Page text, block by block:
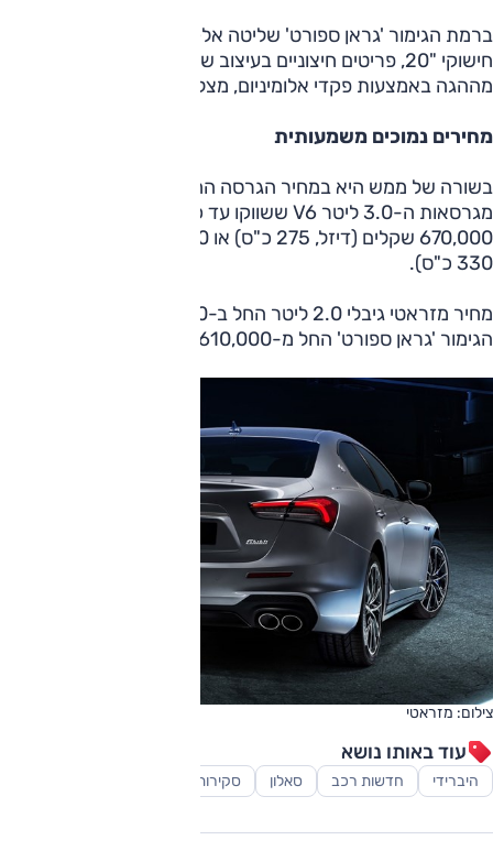
ברמת הגימור 'גראן ספורט' שליטה אלקטרונית בבולמי הזעזועים,
חישוקי "20, פריטים חיצוניים בעיצוב שונה, תפעול הילוכים
מההגה באמצעות פקדי אלומיניום, מצלמות היקפיות ועוד.
מחירים נמוכים משמעותית
בשורה של ממש היא במחיר הגרסה החדשה, הזולה משמעותית
מגרסאות ה-3.0 ליטר V6 ששווקו עד כה, ומחירן עמד על
330 כ"ס).
הגימור 'גראן ספורט' החל מ-610,000 שקלים.
צילום: מזראטי
עוד באותו נושא
היברידי חדשות רכב סאלון סקירות